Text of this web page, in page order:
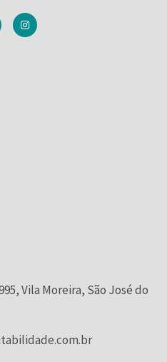
Vila Moreira, São José do